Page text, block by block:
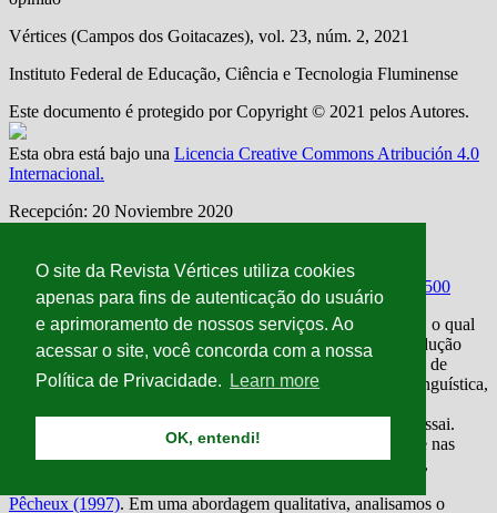
O site da Revista Vértices utiliza cookies
apenas para fins de autenticação do usuário
e aprimoramento de nossos serviços. Ao
acessar o site, você concorda com a nossa
Política de Privacidade.
Learn more
OK, entendi!